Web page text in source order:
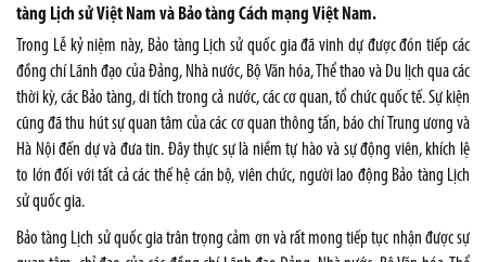
tàng Lịch sử Việt Nam và Bảo tàng Cách mạng Việt Nam.
Trong Lễ kỷ niệm này, Bảo tàng Lịch sử quốc gia đã vinh dự được đón tiếp các
đồng chí Lãnh đạo của Đảng, Nhà nước, Bộ Văn hóa, Thể thao và Du lịch qua các
thời kỳ, các Bảo tàng, di tích trong cả nước, các cơ quan, tổ chức quốc tế. Sự kiện
cũng đã thu hút sự quan tâm của các cơ quan thông tấn, báo chí Trung ương và
Hà Nội đến dự và đưa tin. Đây thực sự là niềm tự hào và sự động viên, khích lệ
to lớn đối với tất cả các thế hệ cán bộ, viên chức, người lao động Bảo tàng Lịch
sử quốc gia.
Bảo tàng Lịch sử quốc gia trân trọng cảm ơn và rất mong tiếp tục nhận được sự